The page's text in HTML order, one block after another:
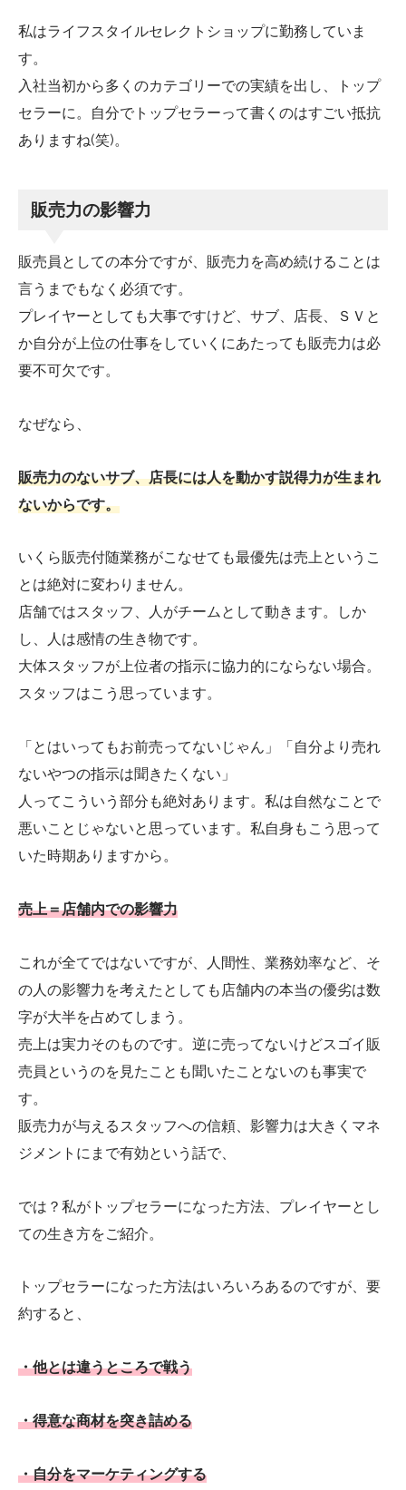
私はライフスタイルセレクトショップに勤務していま
す。
入社当初から多くのカテゴリーでの実績を出し、トップ
セラーに。自分でトップセラーって書くのはすごい抵抗
ありますね(笑)。
販売力の影響力
販売員としての本分ですが、販売力を高め続けることは
言うまでもなく必須です。
プレイヤーとしても大事ですけど、サブ、店長、ＳＶと
か自分が上位の仕事をしていくにあたっても販売力は必
要不可欠です。
なぜなら、
販売力のないサブ、店長には人を動かす説得力が生まれ
ないからです。
いくら販売付随業務がこなせても最優先は売上というこ
とは絶対に変わりません。
店舗ではスタッフ、人がチームとして動きます。しか
し、人は感情の生き物です。
大体スタッフが上位者の指示に協力的にならない場合。
スタッフはこう思っています。
「とはいってもお前売ってないじゃん」「自分より売れ
ないやつの指示は聞きたくない」
人ってこういう部分も絶対あります。私は自然なことで
悪いことじゃないと思っています。私自身もこう思って
いた時期ありますから。
売上＝店舗内での影響力
これが全てではないですが、人間性、業務効率など、そ
の人の影響力を考えたとしても店舗内の本当の優劣は数
字が大半を占めてしまう。
売上は実力そのものです。逆に売ってないけどスゴイ販
売員というのを見たことも聞いたことないのも事実で
す。
販売力が与えるスタッフへの信頼、影響力は大きくマネ
ジメントにまで有効という話で、
では？私がトップセラーになった方法、プレイヤーとし
ての生き方をご紹介。
トップセラーになった方法はいろいろあるのですが、要
約すると、
・他とは違うところで戦う
・得意な商材を突き詰める
・自分をマーケティングする